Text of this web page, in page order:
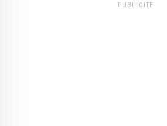
PUBLICITÉ